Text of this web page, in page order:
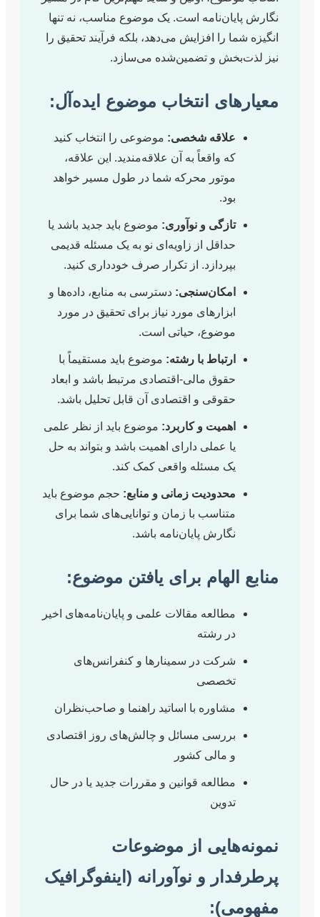
است. یک موضوع مناسب، نه تنها
را افزایش می‌دهد، بلکه فرآیند تحقیق را
و تضمین‌شده می‌سازد.
انتخاب موضوع ایده‌آل:
موضوعی را انتخاب کنید
که واقعاً به آن علاقه‌مندید. این علاقه،
موتور محرکه شما در طول مسیر خواهد
تازگی و نوآوری: موضوع باید جدید باشد یا
حداقل از زاویه‌ای نو به یک مسئله قدیمی
بپردازد. از تکرار صرف خودداری کنید.
دسترسی به منابع، داده‌ها و
ابزارهای مورد نیاز برای تحقیق در مورد
موضوع، حیاتی است.
ارتباط با رشته:موضوع باید مستقیماً با
حقوق مالی-اقتصادی مرتبط باشد و ابعاد
حقوقی و اقتصادی آن قابل تحلیل باشد.
اهمیت و کاربرد:
موضوع باید از نظر علمی
یا عملی دارای اهمیت باشد و بتواند به حل
یک مسئله واقعی کمک کند.
محدودیت زمانی و منابع:حجم موضوع باید
متناسب با زمان و توانایی‌های شما برای
نگارش پایان‌نامه باشد.
الهام برای یافتن موضوع:
مطالعه مقالات علمی و پایان‌نامه‌های اخیر
شرکت در سمینارها و کنفرانس‌های
مشاوره با اساتید راهنما و صاحب‌نظران
بررسی مسائل و چالش‌های روز اقتصادی
مطالعه قوانین و مقررات جدید یا در حال
از موضوعات
و نوآورانه (اینفوگرافیک